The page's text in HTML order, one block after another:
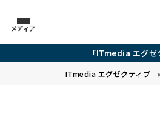
メディア
「ITmedia エグゼ
ITmedia エグゼクティブ